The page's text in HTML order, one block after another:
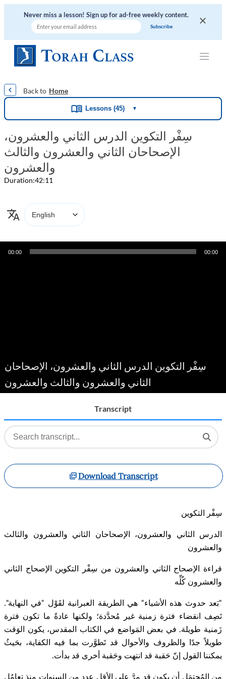
Never miss a lesson! Sign up for ad-free weekly content.
Home
Lessons (45) ▼
سِفْر التكوين الدرس الثاني والعشرون،
الإصحاحان الثاني والعشرون والثالث
والعشرون
Duration:42:11
00:00 00:00
سِفْر التكوين الدرس الثاني والعشرون، الإصحاحان
الثاني والعشرون والثالث والعشرون
Transcript
Download Transcript
سِفْر التكوين
الدرس الثاني والعشرون، الإصحاحان الثاني والعشرون والثالث
والعشرون
قراءة الإصحاح الثاني والعشرون من سِفْر التكوين الإصحاح الثاني
والعشرون كُلِّه
"بَعد حدوث هذه الأشياء" هي الطريقة العبرانية لقَوْل "في النهاية".
تَصِف انقضاء فترة زمنية غير مُحدَّدة؛ ولكنها عادةً ما تكون فترة
زَمنية طويلة. في بعض المَواضع في الكتاب المقدس، يكون الوَقت
طويلاً جدًا والظروف والأحوال قد تَطوَّرت بما فيه الكفاية، بحَيثُ
يمكننا القول إنّ حَقبة قد انتهت وحَقبة أخرى قد بدأت.
من المُحتمَل أن يكون قد مرَّ على الأقل عدد من السنوات منذ تعامُل